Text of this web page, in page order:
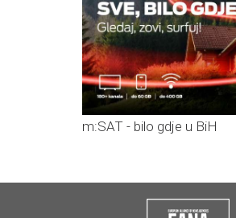
m:SAT - bilo gdje u BiH